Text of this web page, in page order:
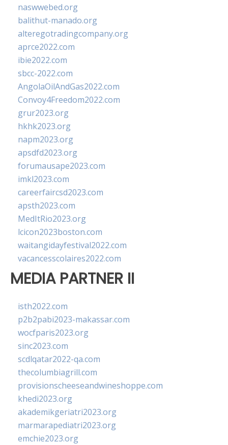
naswwebed.org
balithut-manado.org
alteregotradingcompany.org
aprce2022.com
ibie2022.com
sbcc-2022.com
AngolaOilAndGas2022.com
Convoy4Freedom2022.com
grur2023.org
hkhk2023.org
napm2023.org
apsdfd2023.org
forumausape2023.com
imkl2023.com
careerfaircsd2023.com
apsth2023.com
MedItRio2023.org
lcicon2023boston.com
waitangidayfestival2022.com
vacancesscolaires2022.com
MEDIA PARTNER II
isth2022.com
p2b2pabi2023-makassar.com
wocfparis2023.org
sinc2023.com
scdlqatar2022-qa.com
thecolumbiagrill.com
provisionscheeseandwineshoppe.com
khedi2023.org
akademikgeriatri2023.org
marmarapediatri2023.org
emchie2023.org